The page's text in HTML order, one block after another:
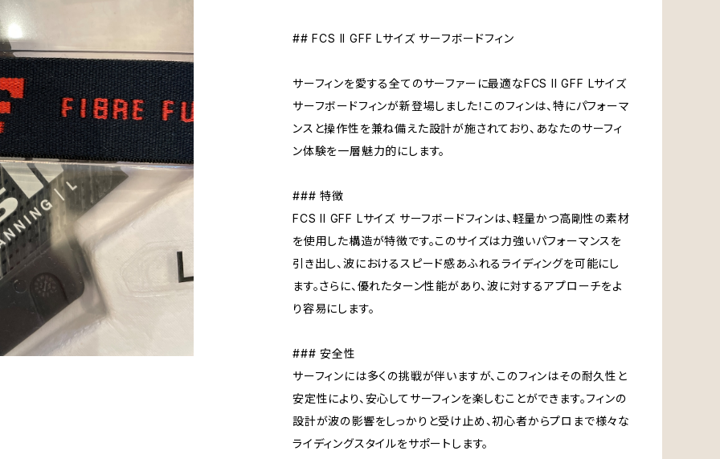
## FCS II GFF Lサイズ サーフボードフィン
サーフィンを愛する全てのサーファーに最適なFCS II GFF Lサイズ
サーフボードフィンが新登場しました！このフィンは、特にパフォーマ
ンスと操作性を兼ね備えた設計が施されており、あなたのサーフィ
ン体験を一層魅力的にします。
### 特徴
FCS II GFF Lサイズ サーフボードフィンは、軽量かつ高剛性の素材
を使用した構造が特徴です。このサイズは力強いパフォーマンスを
引き出し、波におけるスピード感あふれるライディングを可能にし
ます。さらに、優れたターン性能があり、波に対するアプローチをよ
り容易にします。
### 安全性
サーフィンには多くの挑戦が伴いますが、このフィンはその耐久性と
安定性により、安心してサーフィンを楽しむことができます。フィンの
設計が波の影響をしっかりと受け止め、初心者からプロまで様々な
ライディングスタイルをサポートします。